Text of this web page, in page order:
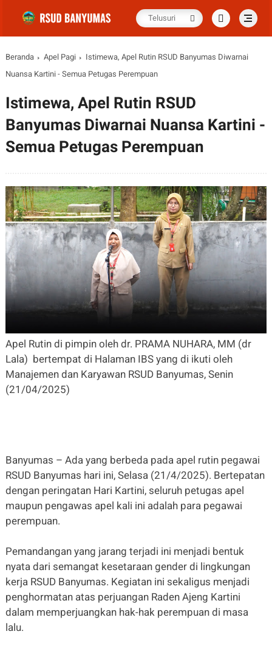
Beranda Apel Pagi
Istimewa, Apel Rutin RSUD Banyumas Diwarnai
Nuansa Kartini - Semua Petugas Perempuan
Istimewa, Apel Rutin RSUD
Banyumas Diwarnai Nuansa Kartini -
Semua Petugas Perempuan
Apel Rutin di pimpin oleh dr. PRAMA NUHARA, MM (dr
Lala) bertempat di Halaman IBS yang di ikuti oleh
Manajemen dan Karyawan RSUD Banyumas, Senin
(21/04/2025)
Banyumas – Ada yang berbeda pada apel rutin pegawai
RSUD Banyumas hari ini, Selasa (21/4/2025). Bertepatan
dengan peringatan Hari Kartini, seluruh petugas apel
maupun pengawas apel kali ini adalah para pegawai
perempuan.
Pemandangan yang jarang terjadi ini menjadi bentuk
nyata dari semangat kesetaraan gender di lingkungan
kerja RSUD Banyumas. Kegiatan ini sekaligus menjadi
penghormatan atas perjuangan Raden Ajeng Kartini
dalam memperjuangkan hak-hak perempuan di masa
lalu.